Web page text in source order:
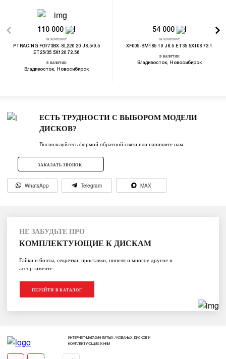
110 000
за комплект
PTRACING FG773BX-SL220 20 J8.5/9.5
ET25/35 5X120 72.56
в наличии
Владивосток, Новосибирск
54 000
за комплект
XF005-SM185 19 J8.5 ET35 5X108 73.1
в наличии
Владивосток, Новосибирск
ЕСТЬ ТРУДНОСТИ С ВЫБОРОМ МОДЕЛИ
ДИСКОВ?
Воспользуйтесь формой обратной связи или напишите нам.
ЗАКАЗАТЬ ЗВОНОК
WhatsApp Telegram MAX
НЕ ЗАБУДЬТЕ ПРО
КОМПЛЕКТУЮЩИЕ К ДИСКАМ
Гайки и болты, секретки, проставки, нипеля и многое другое в
ассортименте.
ПЕРЕЙТИ В КАТАЛОГ
ИНТЕРНЕТ-МАГАЗИН ЛИТЫХ / КОВАНЫХ ДИСКОВ И
КОМПЛЕКТУЮЩИХ К НИМ